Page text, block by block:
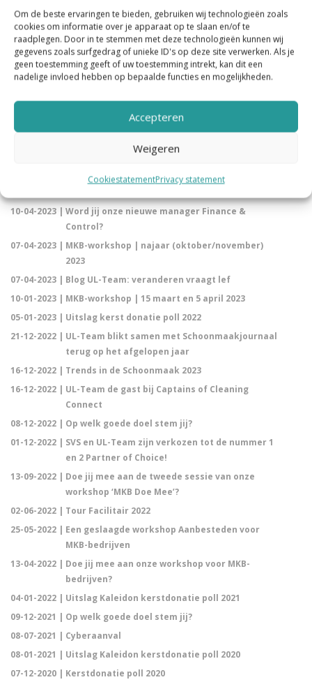
Om de beste ervaringen te bieden, gebruiken wij technologieën zoals
cookies om informatie over je apparaat op te slaan en/of te
raadplegen. Door in te stemmen met deze technologieën kunnen wij
gegevens zoals surfgedrag of unieke ID's op deze site verwerken. Als je
geen toestemming geeft of uw toestemming intrekt, kan dit een
nadelige invloed hebben op bepaalde functies en mogelijkheden.
Accepteren
Weigeren
CookiestatementPrivacy statement
24-07-2023 | Tirza Dingstad is een van de juryleden van de
Schoonmaker van het Jaar verkiezingen!
30-06-2023 | MKB-workshop najaar 2023 | 11 oktober en 1
november
Facilitair!
Blog: Wilt u dat er bij u nog schoongemaakt
Een digitaal vloerpaspoort van Factos biedt
zekerheid, transparantie en waardering
10-04-2023 | Word jij onze nieuwe manager Finance &
Control?
07-04-2023 | MKB-workshop | najaar (oktober/november)
2023
07-04-2023 | Blog UL-Team: veranderen vraagt lef
10-01-2023 | MKB-workshop | 15 maart en 5 april 2023
05-01-2023 | Uitslag kerst donatie poll 2022
21-12-2022 | UL-Team blikt samen met Schoonmaakjournaal
terug op het afgelopen jaar
16-12-2022 | Trends in de Schoonmaak 2023
16-12-2022 | UL-Team de gast bij Captains of Cleaning
Connect
08-12-2022 | Op welk goede doel stem jij?
01-12-2022 | SVS en UL-Team zijn verkozen tot de nummer 1
en 2 Partner of Choice!
13-09-2022 | Doe jij mee aan de tweede sessie van onze
workshop ‘MKB Doe Mee’?
02-06-2022 | Tour Facilitair 2022
25-05-2022 | Een geslaagde workshop Aanbesteden voor
MKB-bedrijven
13-04-2022 | Doe jij mee aan onze workshop voor MKB-
bedrijven?
04-01-2022 | Uitslag Kaleidon kerstdonatie poll 2021
09-12-2021 | Op welk goede doel stem jij?
08-07-2021 | Cyberaanval
08-01-2021 | Uitslag Kaleidon kerstdonatie poll 2020
07-12-2020 | Kerstdonatie poll 2020